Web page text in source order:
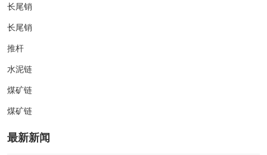
长尾销
长尾销
推杆
水泥链
煤矿链
煤矿链
最新新闻